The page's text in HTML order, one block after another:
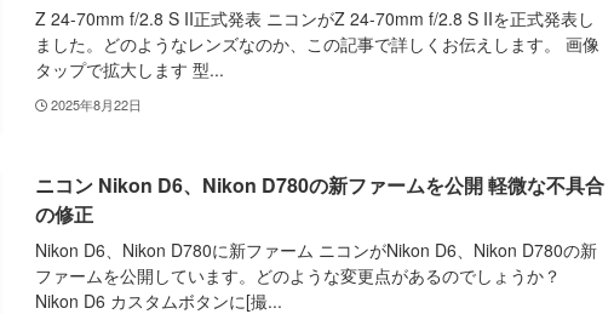
Z 24-70mm f/2.8 S II正式発表 ニコンがZ 24-70mm f/2.8 S IIを正式発表し
ました。どのようなレンズなのか、この記事で詳しくお伝えします。 画像
タップで拡大します 型...
2025年8月22日
ニコン Nikon D6、Nikon D780の新ファームを公開 軽微な不具合
の修正
Nikon D6、Nikon D780に新ファーム ニコンがNikon D6、Nikon D780の新
ファームを公開しています。どのような変更点があるのでしょうか？
Nikon D6 カスタムボタンに[撮...